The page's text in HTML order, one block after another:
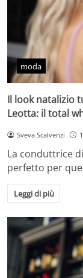
moda
Il look natalizio
Leotta: il total
Sveva Scalvenzi
La conduttrice
perfetto per
Leggi di più